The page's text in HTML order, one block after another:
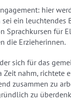
hier
ein
Sprachkursen für
die Erzieherinnen.
sich für das
nahm, richtete
zusammen zu
zu